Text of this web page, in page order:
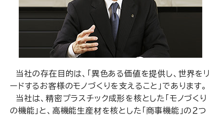
当社の存在目的は、「異色ある価値を提供し、世界をリ
ードするお客様のモノづくりを支えること」であります。
当社は、精密プラスチック成形を核とした「モノづくり
の機能」と、高機能生産材を核とした「商事機能」の２つ